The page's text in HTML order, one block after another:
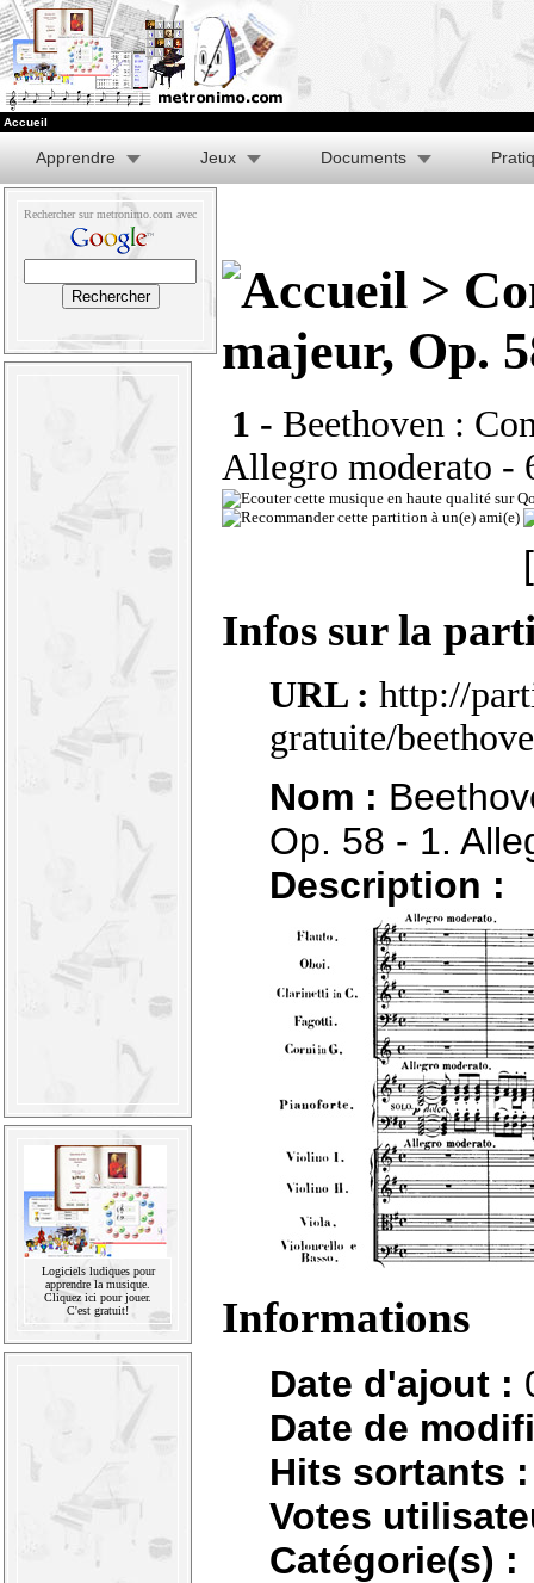
Accueil
Apprendre Jeux Documents
Rechercher sur metronimo.com avec
Logiciels ludiques pour
apprendre la musique.
Cliquez ici pour jouer.
C'est gratuit!
>
majeur, Op.
1 - Beethoven :
Allegro moderato -
Infos sur la
URL : http://
gratuite/
Nom :
Op. 58 - 1.
Description :
Informations
Date d'ajout :
Date de
Hits sortants :
Votes
Catégorie(s) :